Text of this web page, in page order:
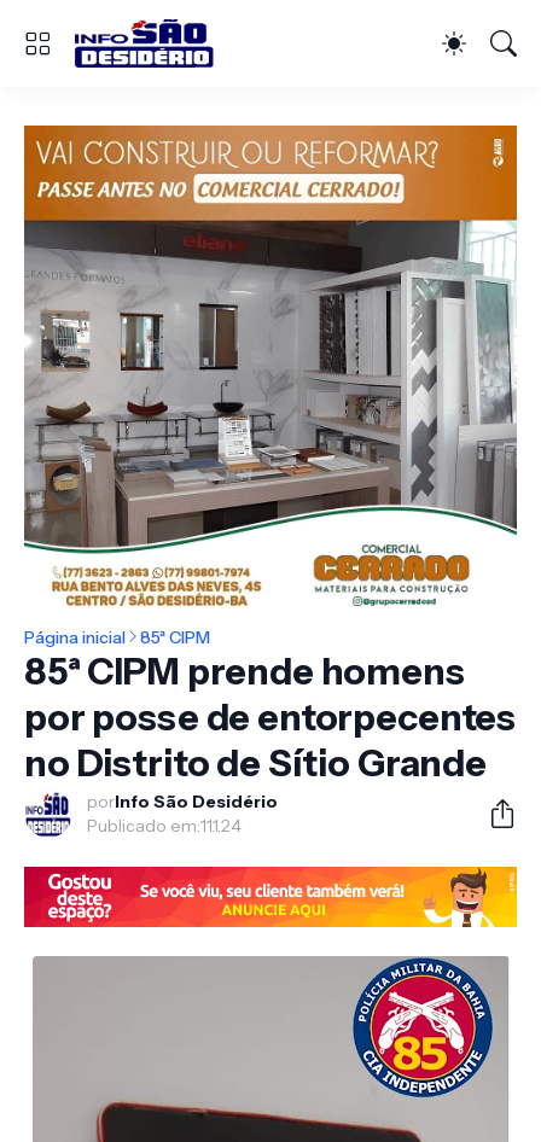
Página inicial 85ª CIPM
85ª CIPM prende homens
por posse de entorpecentes
no Distrito de Sítio Grande
porInfo São Desidério
Publicado em:11.1.24